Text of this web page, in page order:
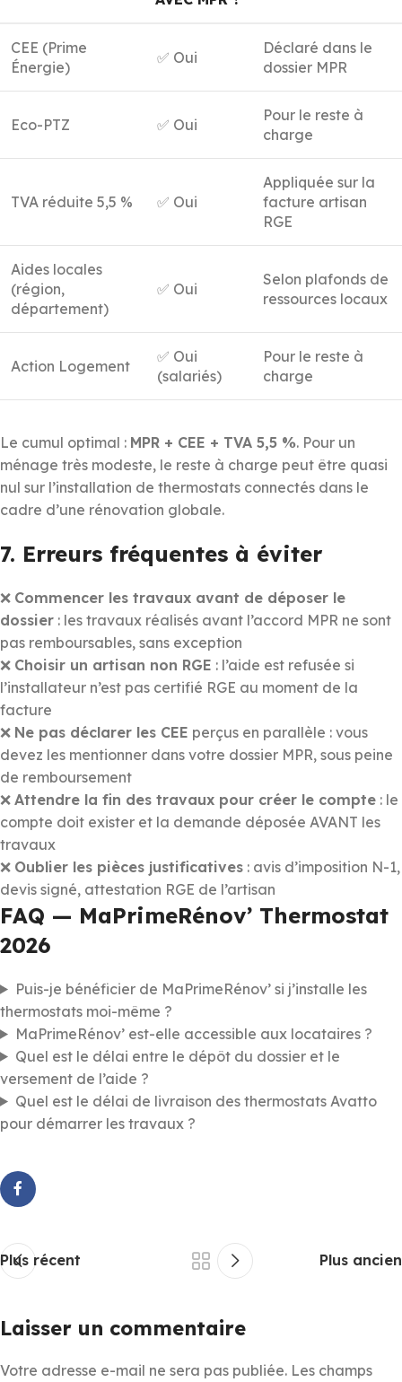
CEE (Prime
Énergie)
✅ Oui
Déclaré dans le
dossier MPR
Eco-PTZ ✅ Oui
Pour le reste à
charge
TVA réduite 5,5 % ✅ Oui
Appliquée sur la
facture artisan
RGE
Aides locales
(région,
département)
✅ Oui
Selon plafonds de
ressources locaux
Action Logement
✅ Oui
(salariés)
Pour le reste à
charge
Le cumul optimal : MPR + CEE + TVA 5,5 %. Pour un
ménage très modeste, le reste à charge peut être quasi
nul sur l’installation de thermostats connectés dans le
cadre d’une rénovation globale.
7. Erreurs fréquentes à éviter
❌ Commencer les travaux avant de déposer le
dossier : les travaux réalisés avant l’accord MPR ne sont
pas remboursables, sans exception
❌ Choisir un artisan non RGE : l’aide est refusée si
l’installateur n’est pas certifié RGE au moment de la
facture
❌ Ne pas déclarer les CEE perçus en parallèle : vous
devez les mentionner dans votre dossier MPR, sous peine
de remboursement
❌ Attendre la fin des travaux pour créer le compte : le
compte doit exister et la demande déposée AVANT les
travaux
❌ Oublier les pièces justificatives : avis d’imposition N-1,
devis signé, attestation RGE de l’artisan
FAQ — MaPrimeRénov’ Thermostat
2026
Puis-je bénéficier de MaPrimeRénov’ si j’installe les
thermostats moi-même ?
MaPrimeRénov’ est-elle accessible aux locataires ?
Quel est le délai entre le dépôt du dossier et le
versement de l’aide ?
Quel est le délai de livraison des thermostats Avatto
pour démarrer les travaux ?
Plus récent Plus ancien
Laisser un commentaire
Votre adresse e-mail ne sera pas publiée. Les champs